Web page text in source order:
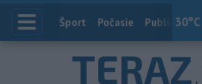
30°C
Index
Šport Počasie Publicistika
TERAZ